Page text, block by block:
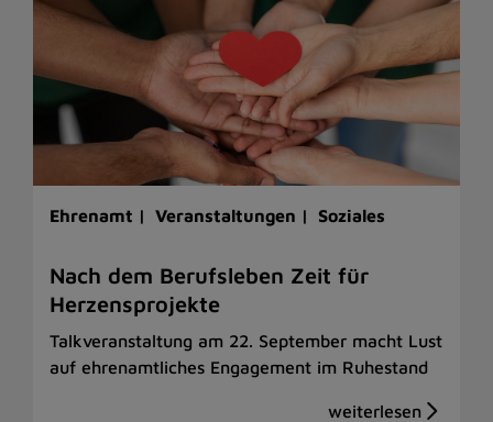
Ehrenamt | Veranstaltungen | Soziales
Nach dem Berufsleben Zeit für
Herzensprojekte
Talkveranstaltung am 22. September macht Lust
auf ehrenamtliches Engagement im Ruhestand